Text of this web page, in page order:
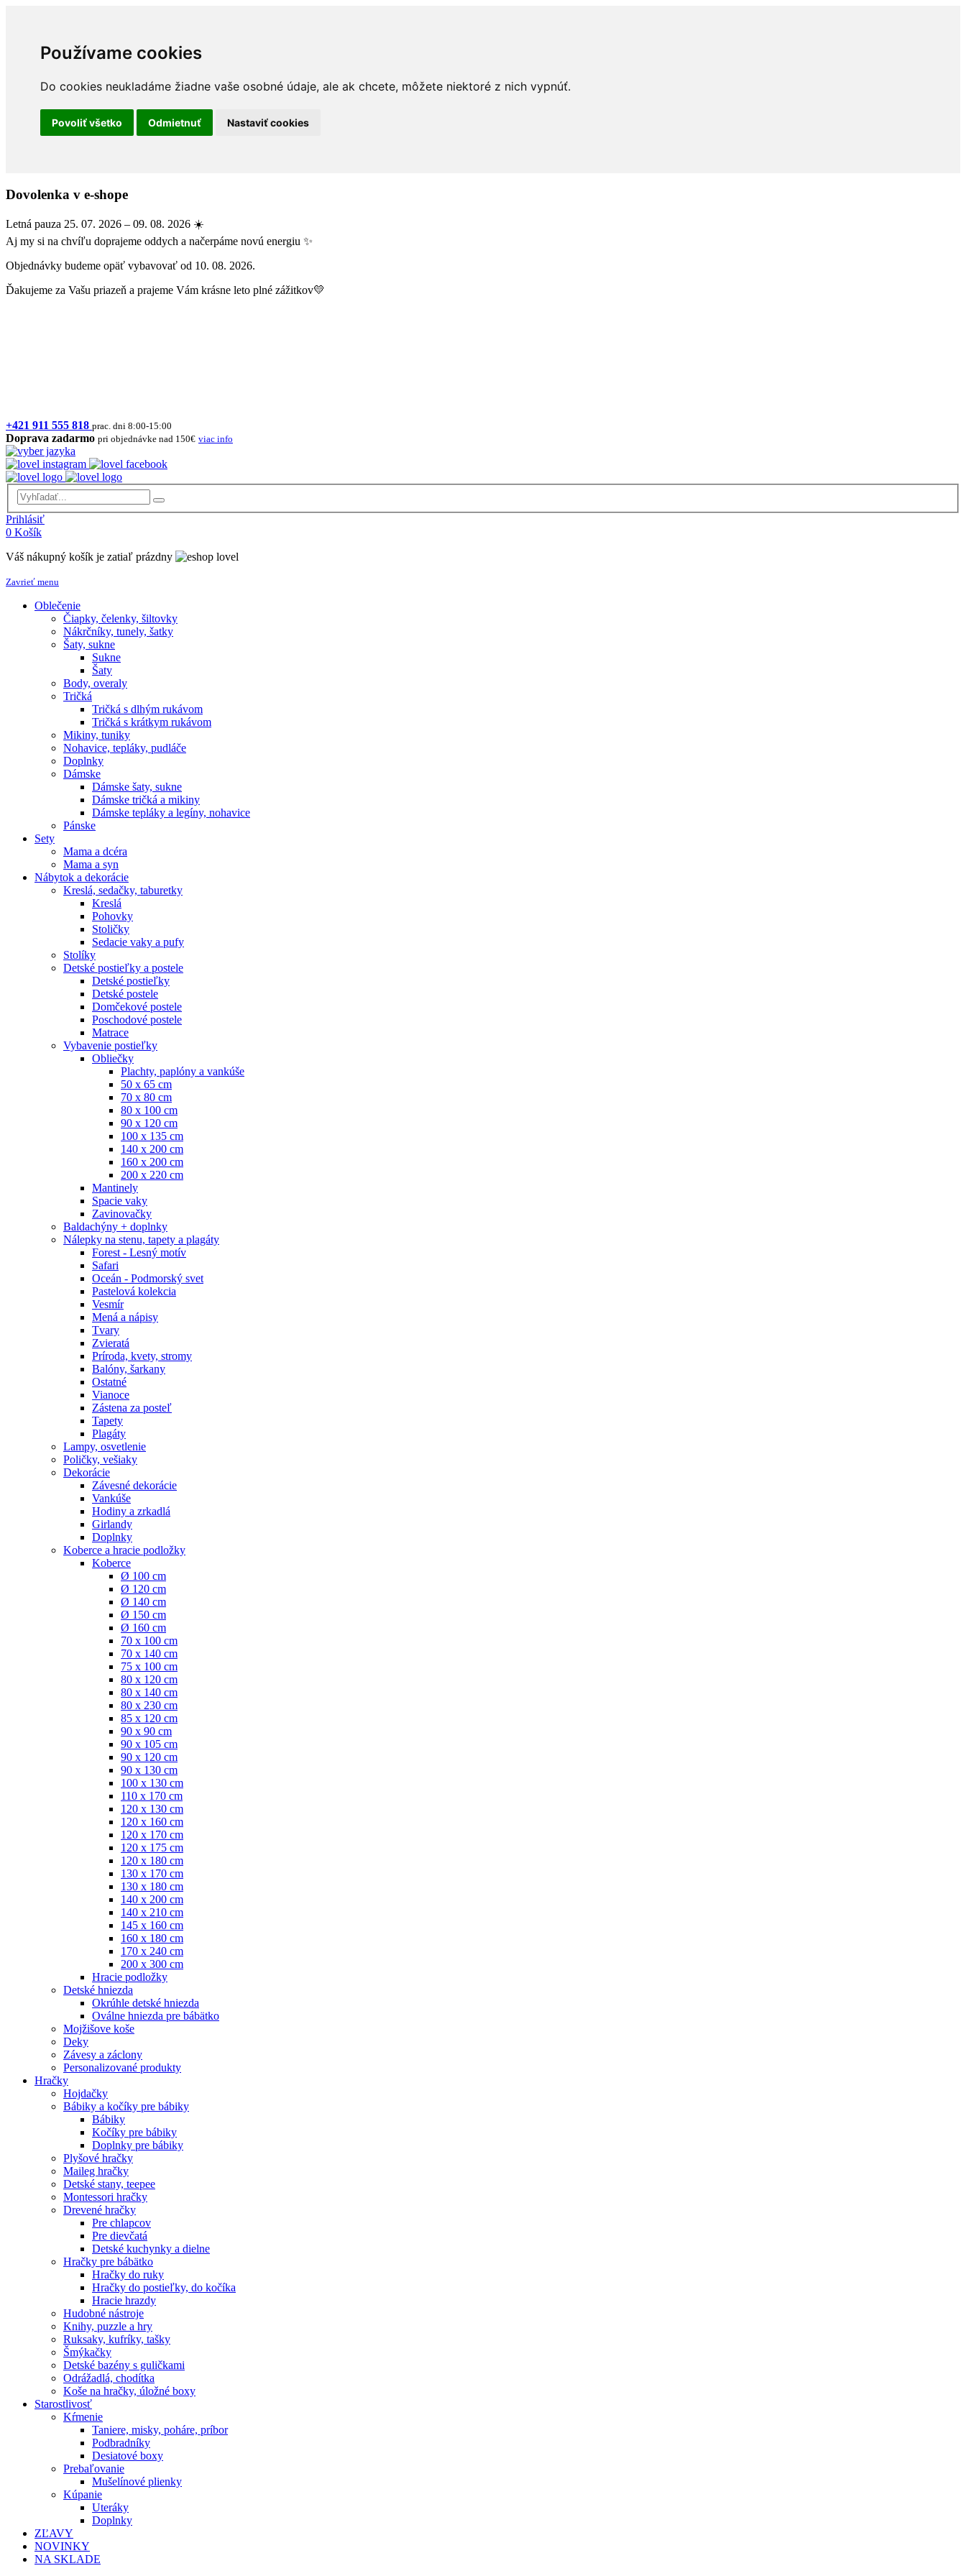
Používame cookies
Do cookies neukladáme žiadne vaše osobné údaje, ale ak chcete, môžete niektoré z nich vypnúť.
Povoliť všetko Odmietnuť Nastaviť cookies
Dovolenka v e-shope
Letná pauza 25. 07. 2026 – 09. 08. 2026 ☀️
Aj my si na chvíľu doprajeme oddych a načerpáme novú energiu ✨
Objednávky budeme opäť vybavovať od 10. 08. 2026.
Ďakujeme za Vašu priazeň a prajeme Vám krásne leto plné zážitkov💛
+421 911 555 818 prac. dni 8:00-15:00
Doprava zadarmo pri objednávke nad 150€ viac info
Prihlásiť
0 Košík
Váš nákupný košík je zatiaľ prázdny
Zavrieť menu
Oblečenie
Čiapky, čelenky, šiltovky
Nákrčníky, tunely, šatky
Šaty, sukne
Sukne
Šaty
Body, overaly
Tričká
Tričká s dlhým rukávom
Tričká s krátkym rukávom
Mikiny, tuniky
Nohavice, tepláky, pudláče
Doplnky
Dámske
Dámske šaty, sukne
Dámske tričká a mikiny
Dámske tepláky a legíny, nohavice
Pánske
Sety
Mama a dcéra
Mama a syn
Nábytok a dekorácie
Kreslá, sedačky, taburetky
Kreslá
Pohovky
Stoličky
Sedacie vaky a pufy
Stolíky
Detské postieľky a postele
Detské postieľky
Detské postele
Domčekové postele
Poschodové postele
Matrace
Vybavenie postieľky
Obliečky
Plachty, paplóny a vankúše
50 x 65 cm
70 x 80 cm
80 x 100 cm
90 x 120 cm
100 x 135 cm
140 x 200 cm
160 x 200 cm
200 x 220 cm
Mantinely
Spacie vaky
Zavinovačky
Baldachýny + doplnky
Nálepky na stenu, tapety a plagáty
Forest - Lesný motív
Safari
Oceán - Podmorský svet
Pastelová kolekcia
Vesmír
Mená a nápisy
Tvary
Zvieratá
Príroda, kvety, stromy
Balóny, šarkany
Ostatné
Vianoce
Zástena za posteľ
Tapety
Plagáty
Lampy, osvetlenie
Poličky, vešiaky
Dekorácie
Závesné dekorácie
Vankúše
Hodiny a zrkadlá
Girlandy
Doplnky
Koberce a hracie podložky
Koberce
Ø 100 cm
Ø 120 cm
Ø 140 cm
Ø 150 cm
Ø 160 cm
70 x 100 cm
70 x 140 cm
75 x 100 cm
80 x 120 cm
80 x 140 cm
80 x 230 cm
85 x 120 cm
90 x 90 cm
90 x 105 cm
90 x 120 cm
90 x 130 cm
100 x 130 cm
110 x 170 cm
120 x 130 cm
120 x 160 cm
120 x 170 cm
120 x 175 cm
120 x 180 cm
130 x 170 cm
130 x 180 cm
140 x 200 cm
140 x 210 cm
145 x 160 cm
160 x 180 cm
170 x 240 cm
200 x 300 cm
Hracie podložky
Detské hniezda
Okrúhle detské hniezda
Oválne hniezda pre bábätko
Mojžišove koše
Deky
Závesy a záclony
Personalizované produkty
Hračky
Hojdačky
Bábiky a kočíky pre bábiky
Bábiky
Kočíky pre bábiky
Doplnky pre bábiky
Plyšové hračky
Maileg hračky
Detské stany, teepee
Montessori hračky
Drevené hračky
Pre chlapcov
Pre dievčatá
Detské kuchynky a dielne
Hračky pre bábätko
Hračky do ruky
Hračky do postieľky, do kočíka
Hracie hrazdy
Hudobné nástroje
Knihy, puzzle a hry
Ruksaky, kufríky, tašky
Šmýkačky
Detské bazény s guličkami
Odrážadlá, chodítka
Koše na hračky, úložné boxy
Starostlivosť
Kŕmenie
Taniere, misky, poháre, príbor
Podbradníky
Desiatové boxy
Prebaľovanie
Mušelínové plienky
Kúpanie
Uteráky
Doplnky
ZĽAVY
NOVINKY
NA SKLADE